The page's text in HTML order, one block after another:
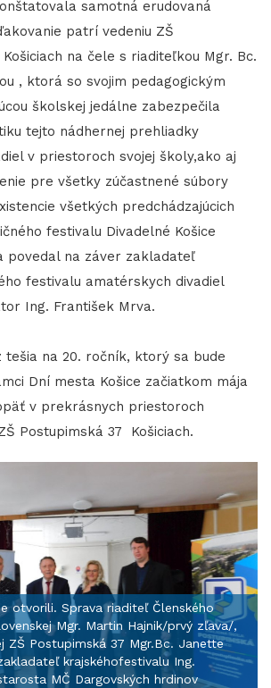
samotná erudovaná
patrí vedeniu ZŠ
na čele s riaditeľkou Mgr. Bc.
, ktorá so svojim pedagogickým
školskej jedálne zabezpečila
tejto nádhernej prehliadky
v priestoroch svojej školy,ako aj
pre všetky zúčastnené súbory
všetkých predchádzajúcich
festivalu Divadelné Košice
povedal na záver zakladateľ
festivalu amatérskych divadiel
Ing. František Mrva.
tešia na 20. ročník, ktorý sa bude
Dní mesta Košice začiatkom mája
v prekrásnych priestoroch
Postupimská 37 Košiciach.
otvorili. Sprava riaditeľ Členského
Mgr. Martin Hajnik/prvý zľava/,
ZŠ Postupimská 37 Mgr.Bc. Janette
krajskéhofestivalu Ing.
MČ Dargovských hrdinov